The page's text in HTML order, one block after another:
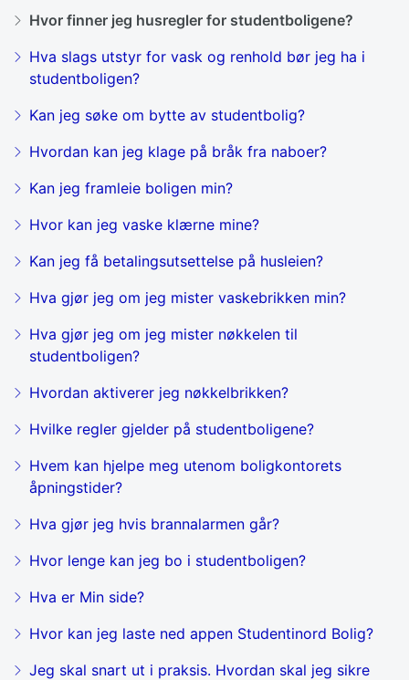
Hvor finner jeg husregler for studentboligene?
Hva slags utstyr for vask og renhold bør jeg ha i
studentboligen?
Kan jeg søke om bytte av studentbolig?
Hvordan kan jeg klage på bråk fra naboer?
Kan jeg framleie boligen min?
Hvor kan jeg vaske klærne mine?
Kan jeg få betalingsutsettelse på husleien?
Hva gjør jeg om jeg mister vaskebrikken min?
Hva gjør jeg om jeg mister nøkkelen til
studentboligen?
Hvordan aktiverer jeg nøkkelbrikken?
Hvilke regler gjelder på studentboligene?
Hvem kan hjelpe meg utenom boligkontorets
åpningstider?
Hva gjør jeg hvis brannalarmen går?
Hvor lenge kan jeg bo i studentboligen?
Hva er Min side?
Hvor kan jeg laste ned appen Studentinord Bolig?
Jeg skal snart ut i praksis. Hvordan skal jeg sikre